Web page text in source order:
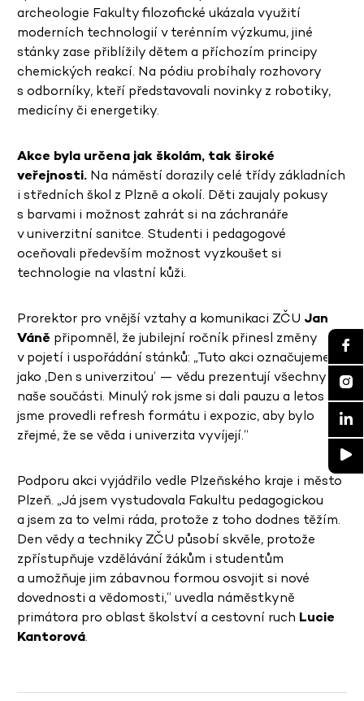
archeologie Fakulty filozofické ukázala využití
moderních technologií v terénním výzkumu, jiné
stánky zase přiblížily dětem a příchozím principy
chemických reakcí. Na pódiu probíhaly rozhovory
s odborníky, kteří představovali novinky z robotiky,
medicíny či energetiky.
Akce byla určena jak školám, tak široké
veřejnosti. Na náměstí dorazily celé třídy základních
i středních škol z Plzně a okolí. Děti zaujaly pokusy
s barvami i možnost zahrát si na záchranáře
v univerzitní sanitce. Studenti i pedagogové
oceňovali především možnost vyzkoušet si
technologie na vlastní kůži.
Prorektor pro vnější vztahy a komunikaci ZČU Jan
Váně připomněl, že jubilejní ročník přinesl změny
v pojetí i uspořádání stánků: „Tuto akci označujeme
jako ‚Den s univerzitou‘ — vědu prezentují všechny
naše součásti. Minulý rok jsme si dali pauzu a letos
jsme provedli refresh formátu i expozic, aby bylo
zřejmé, že se věda i univerzita vyvíjejí.“
Podporu akci vyjádřilo vedle Plzeňského kraje i město
Plzeň. „Já jsem vystudovala Fakultu pedagogickou
a jsem za to velmi ráda, protože z toho dodnes těžím.
Den vědy a techniky ZČU působí skvěle, protože
zpřístupňuje vzdělávání žákům i studentům
a umožňuje jim zábavnou formou osvojit si nové
dovednosti a vědomosti,“ uvedla náměstkyně
primátora pro oblast školství a cestovní ruch Lucie
Kantorová.